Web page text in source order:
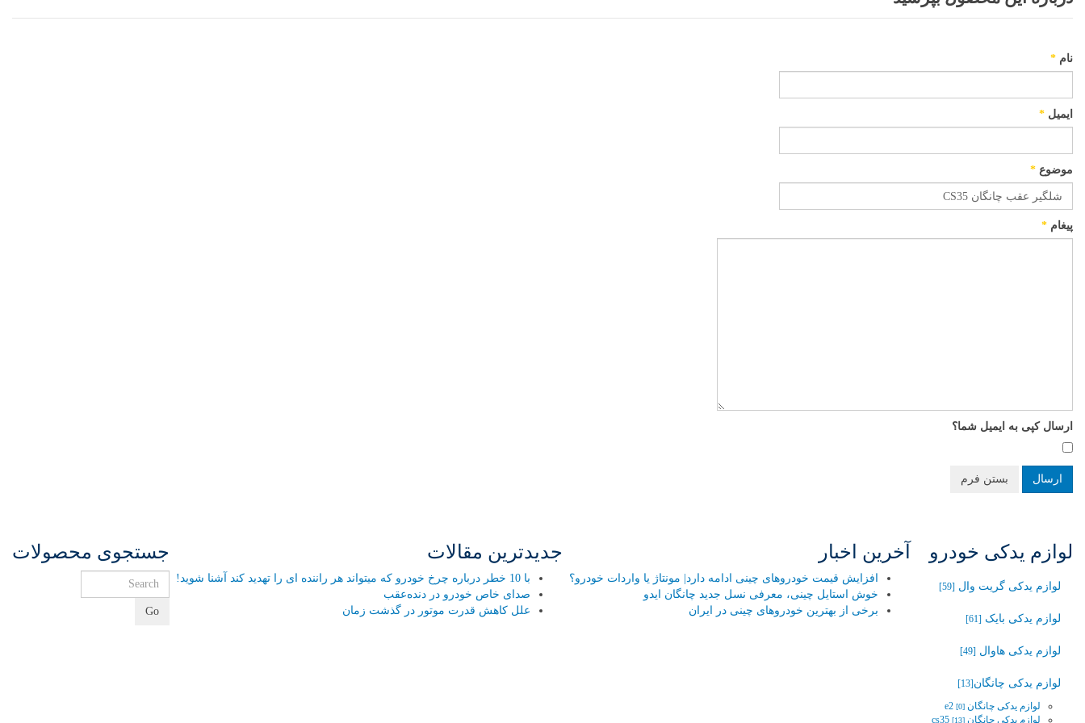
نام *
ایمیل *
موضوع *
پیغام *
ارسال کپی به ایمیل شما؟
ارسال بستن فرم
لوازم یدکی خودرو
لوازم یدکی گریت وال [59]
لوازم یدکی بایک [61]
لوازم یدکی هاوال [49]
لوازم یدکی چانگان‬‎[13]
لوازم یدکی چانگان e2 [0]
لوازم یدکی چانگان cs35 [13]
آخرین اخبار
افزایش قیمت خودروهای چینی ادامه دارد| مونتاژ یا واردات خودرو؟
خوش استایل چینی، معرفی نسل جدید چانگان ایدو
برخی از بهترین خودروهای چینی در ایران
جدیدترین مقالات
با 10 خطر درباره چرخ خودرو که میتواند هر راننده ای را تهدید کند آشنا شوید!
صدای خاص خودرو در دنده‌عقب
علل کاهش قدرت موتور در گذشت زمان
جستجوی محصولات
Go